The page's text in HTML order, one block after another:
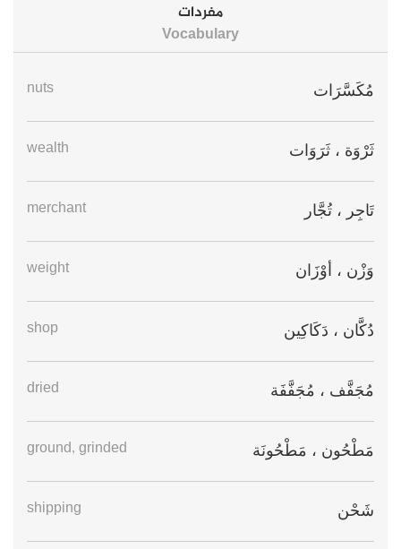
مفردات
Vocabulary
مُكَسَّرَات nuts
ثَرْوَة ، ثَرَوَات wealth
تَاجِر ، تُجَّار merchant
وَزْن ، أوْزَان weight
دُكَّان ، دَكَاكِين shop
مُجَفَّف ، مُجَفَّفَة dried
مَطْحُون ، مَطْحُونَة ground, grinded
شَحْن shipping